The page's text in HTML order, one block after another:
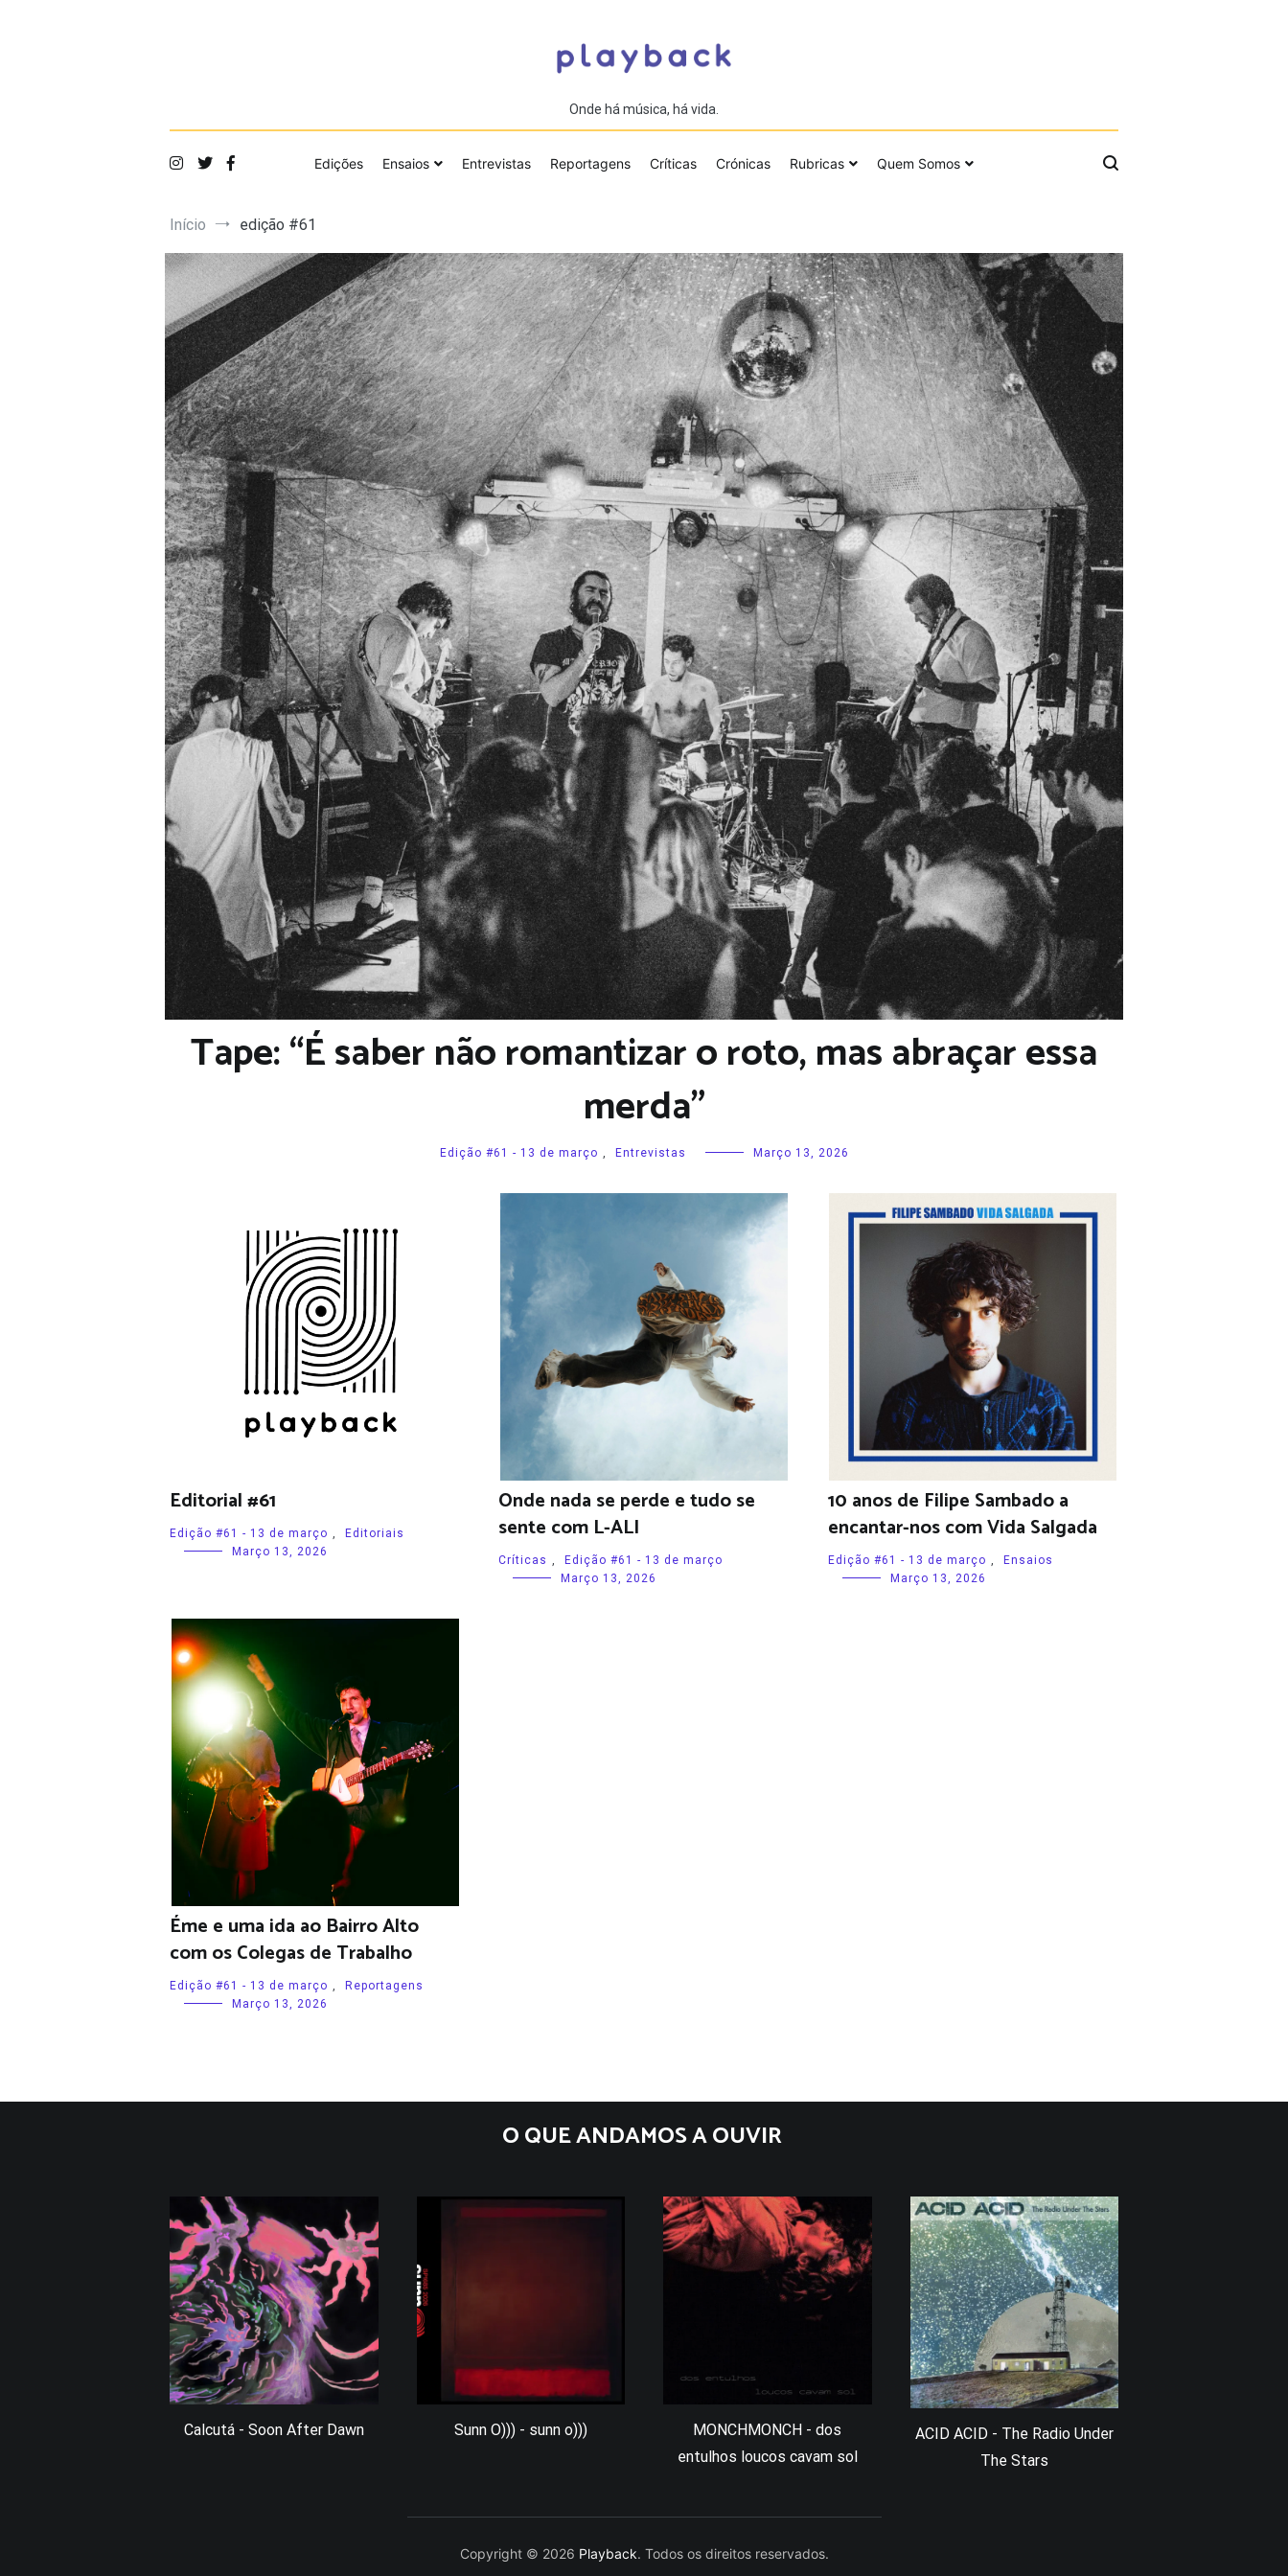
Onde há música, há vida.
Edições Ensaios Entrevistas Reportagens Críticas Crónicas Rubricas Quem Somos
Início edição #61
Tape: “É saber não romantizar o roto, mas abraçar essa
merda”
Edição #61 - 13 de março Entrevistas Março 13, 2026
Editorial #61
Edição #61 - 13 de março
Editoriais
Março 13, 2026
Onde nada se perde e tudo se
sente com L-ALI
Críticas
Edição #61 - 13 de março
Março 13, 2026
10 anos de Filipe Sambado a
encantar-nos com Vida Salgada
Edição #61 - 13 de março
Ensaios
Março 13, 2026
Éme e uma ida ao Bairro Alto
com os Colegas de Trabalho
Edição #61 - 13 de março
Reportagens
Março 13, 2026
O QUE ANDAMOS A OUVIR
Calcutá - Soon After Dawn Sunn O))) - sunn o)))
MONCHMONCH - dos
entulhos loucos cavam sol
ACID ACID - The Radio Under
The Stars
Copyright © 2026 Playback. Todos os direitos reservados.